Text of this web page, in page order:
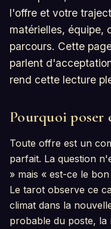
l'offre et votre
matérielles, équipe,
parcours. Cette
parlent
rend cette lecture
Pourquoi poser
Toute offre est un
parfait. La question
» mais « est-ce le
Le tarot observe ce
climat dans la
probable du poste, la